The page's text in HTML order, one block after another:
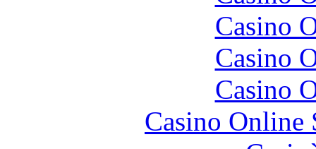
Casino
Casino
Casino
Casino